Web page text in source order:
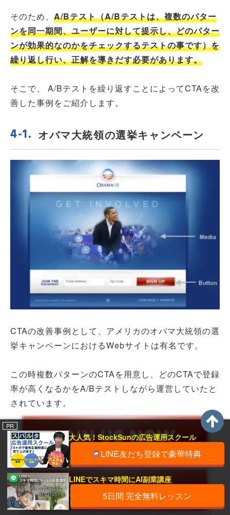
PR
大人気！StockSunの広告運用スクール
LINE友だち登録で豪華特典
LINEでスキマ時間にAI副業講座
5日間 完全無料レッスン
そのため、 A/Bテスト（A/Bテストは、複数のパター
ンを同一期間、ユーザーに対して提示し、どのパター
ンが効果的なのかをチェックするテストの事です）を
繰り返し行い、正解を導きだす必要があります。
そこで、 A/Bテストを繰り返すことによってCTAを改
善した事例をご紹介します。
オバマ大統領の選挙キャンペーン
CTAの改善事例として、アメリカのオバマ大統領の選
挙キャンペーンにおけるWebサイトは有名です。
この時複数パターンのCTAを用意し、どのCTAで登録
率が高くなるかをA/Bテストしながら運営していたと
されています。